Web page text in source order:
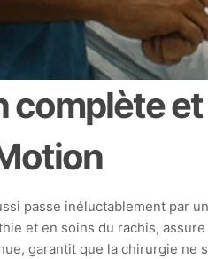
complète
passe inéluctablement par
et en soins du rachis,
garantit que la chirurgie ne